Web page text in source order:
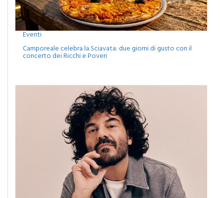
Eventi
Camporeale celebra la Sciavata: due giorni di gusto con il